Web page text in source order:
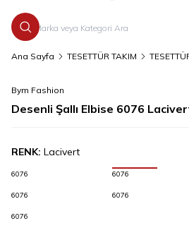
Ana Sayfa TESETTÜR TAKIM
Bym Fashion
Desenli Şallı Elbise 6076
RENK: Lacivert
6076 6076
6076 6076
6076